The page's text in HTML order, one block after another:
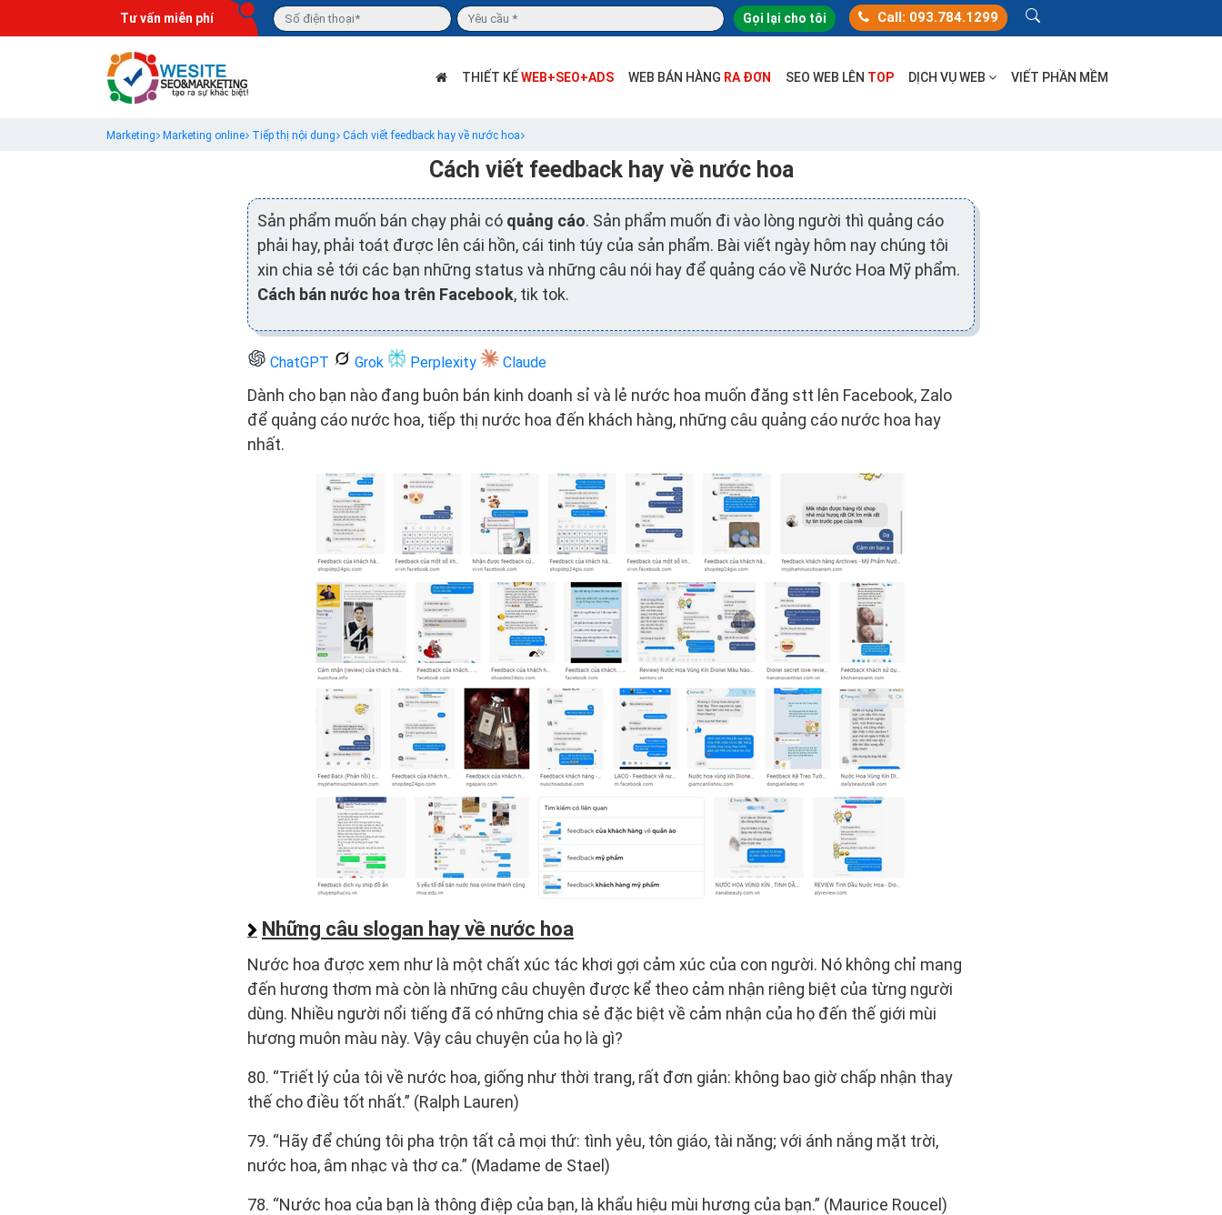
Tư vấn miễn phí Gọi lại cho tôi Call: 093.784.1299
THIẾT KẾWEB+SEO+ADS WEB BÁN HÀNG RA ĐƠN SEO WEB LÊN TOP DỊCH VỤ WEB VIẾT PHẦN MỀM
Marketing Marketing online Tiếp thị nội dung Cách viết feedback hay về nước hoa
Cách viết feedback hay về nước hoa
Sản phẩm muốn bán chạy phải có quảng cáo. Sản phẩm muốn đi vào lòng người thì quảng cáo
phải hay, phải toát được lên cái hồn, cái tinh túy của sản phẩm. Bài viết ngày hôm nay chúng tôi
xin chia sẻ tới các bạn những status và những câu nói hay để quảng cáo về Nước Hoa Mỹ phẩm.
Cách bán nước hoa trên Facebook, tik tok.
ChatGPT Grok Perplexity Claude
Dành cho bạn nào đang buôn bán kinh doanh sỉ và lẻ nước hoa muốn đăng stt lên Facebook, Zalo
để quảng cáo nước hoa, tiếp thị nước hoa đến khách hàng, những câu quảng cáo nước hoa hay
nhất.
Những câu slogan hay về nước hoa
Nước hoa được xem như là một chất xúc tác khơi gợi cảm xúc của con người. Nó không chỉ mang
đến hương thơm mà còn là những câu chuyện được kể theo cảm nhận riêng biệt của từng người
dùng. Nhiều người nổi tiếng đã có những chia sẻ đặc biệt về cảm nhận của họ đến thế giới mùi
hương muôn màu này. Vậy câu chuyện của họ là gì?
80. “Triết lý của tôi về nước hoa, giống như thời trang, rất đơn giản: không bao giờ chấp nhận thay
thế cho điều tốt nhất.” (Ralph Lauren)
79. “Hãy để chúng tôi pha trộn tất cả mọi thứ: tình yêu, tôn giáo, tài năng; với ánh nắng mặt trời,
nước hoa, âm nhạc và thơ ca.” (Madame de Stael)
78. “Nước hoa của bạn là thông điệp của bạn, là khẩu hiệu mùi hương của bạn.” (Maurice Roucel)